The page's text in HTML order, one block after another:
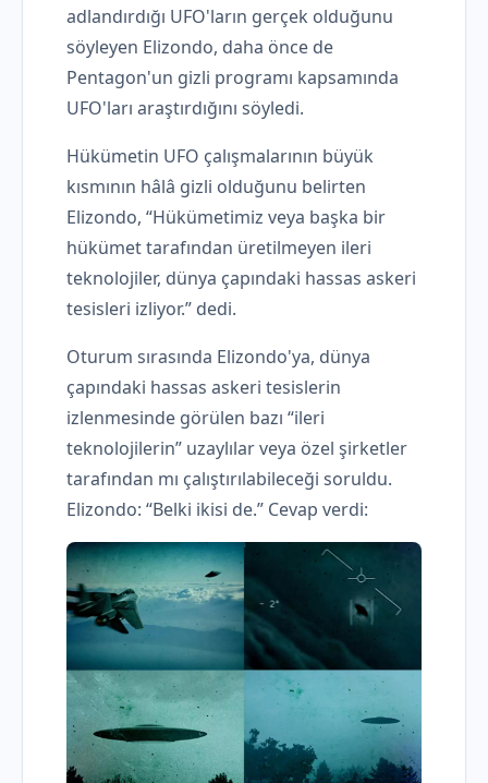
adlandırdığı UFO'ların gerçek olduğunu
söyleyen Elizondo, daha önce de
Pentagon'un gizli programı kapsamında
UFO'ları araştırdığını söyledi.
Hükümetin UFO çalışmalarının büyük
kısmının hâlâ gizli olduğunu belirten
Elizondo, “Hükümetimiz veya başka bir
hükümet tarafından üretilmeyen ileri
teknolojiler, dünya çapındaki hassas askeri
tesisleri izliyor.” dedi.
Oturum sırasında Elizondo'ya, dünya
çapındaki hassas askeri tesislerin
izlenmesinde görülen bazı “ileri
teknolojilerin” uzaylılar veya özel şirketler
tarafından mı çalıştırılabileceği soruldu.
Elizondo: “Belki ikisi de.” Cevap verdi: